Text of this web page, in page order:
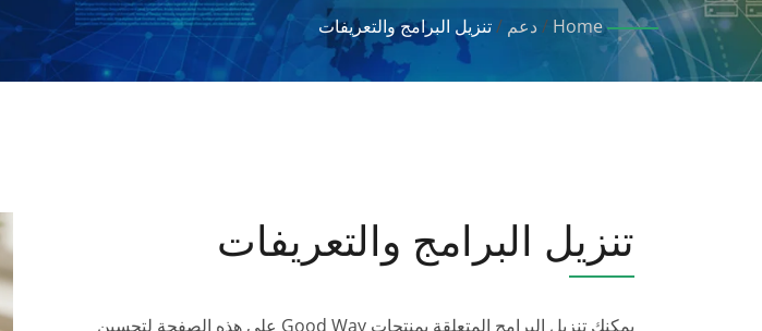
Home
/دعم /تنزيل البرامج والتعريفات
تنزيل البرامج والتعريفات
يمكنك تنزيل البرامج المتعلقة بمنتجات Good Way على هذه الصفحة لتحسين